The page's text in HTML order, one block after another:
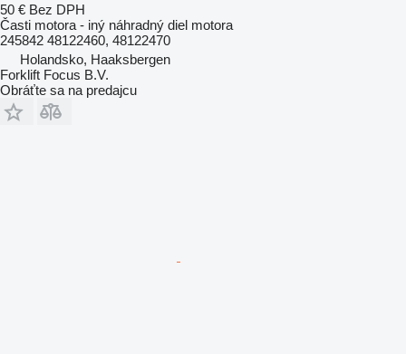
50 € Bez DPH
Časti motora - iný náhradný diel motora
245842 48122460, 48122470
Holandsko, Haaksbergen
Forklift Focus B.V.
Obráťte sa na predajcu